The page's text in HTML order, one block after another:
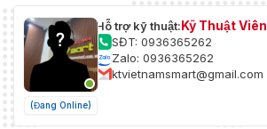
(Đang Online)
Hỗ trợ kỹ thuật:Kỹ Thuật Viên
SĐT: 0936365262
Zalo: 0936365262
ktvietnamsmart@gmail.com